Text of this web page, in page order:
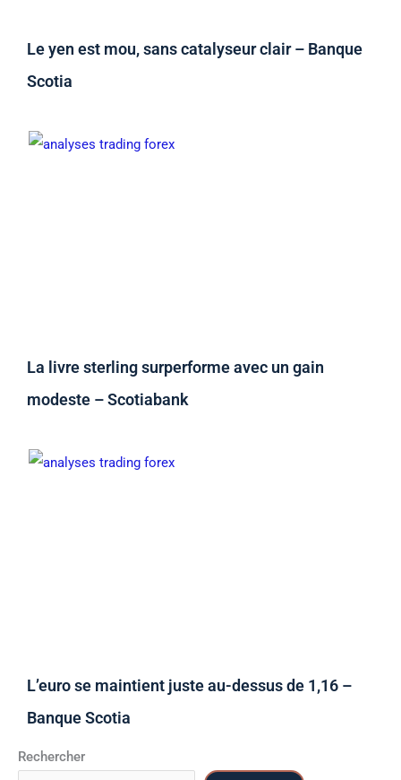
Le yen est mou, sans catalyseur clair – Banque
Scotia
La livre sterling surperforme avec un gain
modeste – Scotiabank
L’euro se maintient juste au-dessus de 1,16 –
Banque Scotia
Rechercher